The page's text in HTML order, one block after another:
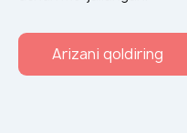
Arizani qoldiring